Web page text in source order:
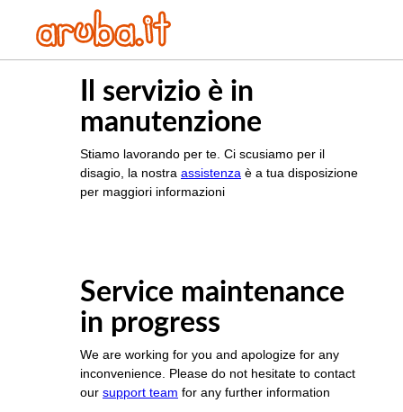
Il servizio è in
manutenzione
Stiamo lavorando per te. Ci scusiamo per il
disagio, la nostra assistenza è a tua disposizione
per maggiori informazioni
Service maintenance
in progress
We are working for you and apologize for any
inconvenience. Please do not hesitate to contact
our support team for any further information